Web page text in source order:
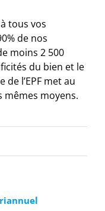
tous vos
de nos
moins 2 500
du bien et le
de l’EPF met au
mêmes moyens.